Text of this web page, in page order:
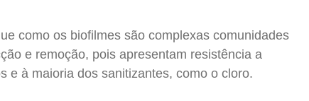
como os biofilmes são complexas comunidades
e remoção, pois apresentam resistência a
e à maioria dos sanitizantes, como o cloro.